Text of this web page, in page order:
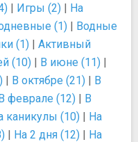
| Игры (2) | На
(1) | Водные
(1) | Активный
(10) | В июне (11) |
| В октябре (21) | В
феврале (12) | В
каникулы (10) | На
| На 2 дня (12) | На